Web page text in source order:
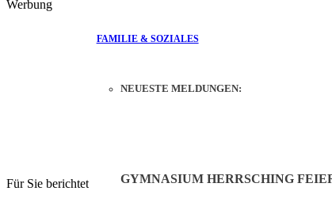
FAMILIE & SOZIALES
NEUESTE MELDUNGEN:
GYMNASIUM HERRSCHING
Werbung
Für Sie berichtete Herrschinger Spiegel.